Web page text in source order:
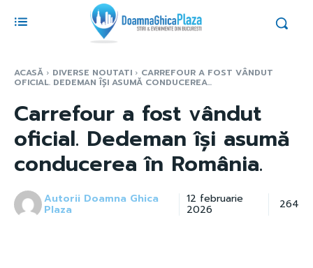
ACASĂ DIVERSE NOUTATI CARREFOUR A FOST VÂNDUT
OFICIAL. DEDEMAN ÎȘI ASUMĂ CONDUCEREA...
Carrefour a fost vândut
oficial. Dedeman își asumă
conducerea în România.
Autorii Doamna Ghica
Plaza
12 februarie
2026 264